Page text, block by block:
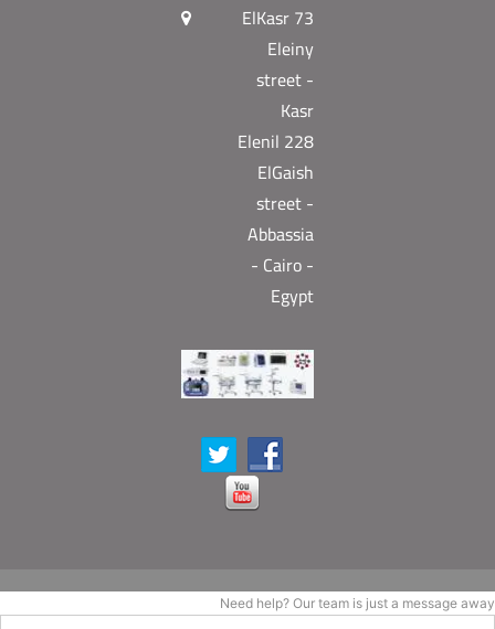
73 ElKasr
Eleiny
street -
Kasr
Elenil 228
ElGaish
street -
Abbassia
- Cairo -
Egypt
Need help? Our team is just a message away